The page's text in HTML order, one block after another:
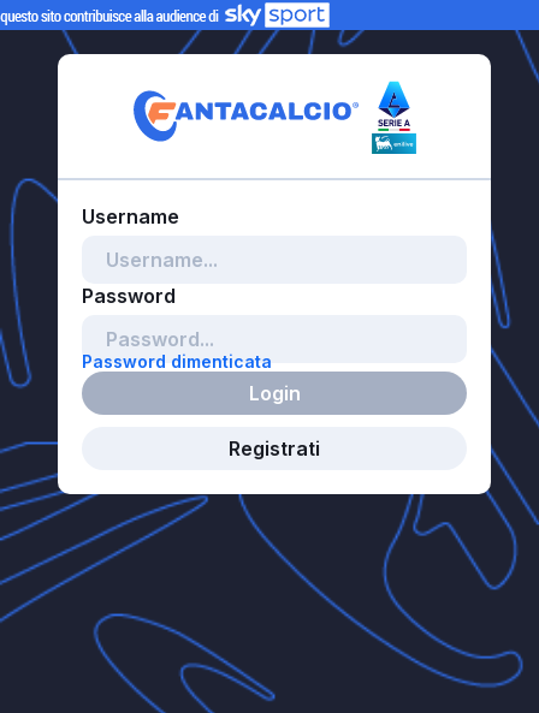
Password dimenticata
Login
Registrati